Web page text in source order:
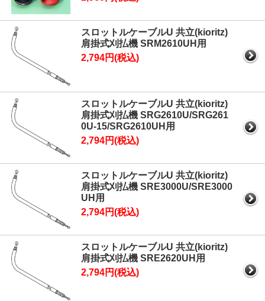
スロットルケーブルU 共立(kioritz)
肩掛式刈払機 SRM2610UH用
2,794円(税込)
スロットルケーブルU 共立(kioritz)
肩掛式刈払機 SRG2610U/SRG261
0U-15/SRG2610UH用
2,794円(税込)
スロットルケーブルU 共立(kioritz)
肩掛式刈払機 SRE3000U/SRE3000
UH用
2,794円(税込)
スロットルケーブルU 共立(kioritz)
肩掛式刈払機 SRE2620UH用
2,794円(税込)